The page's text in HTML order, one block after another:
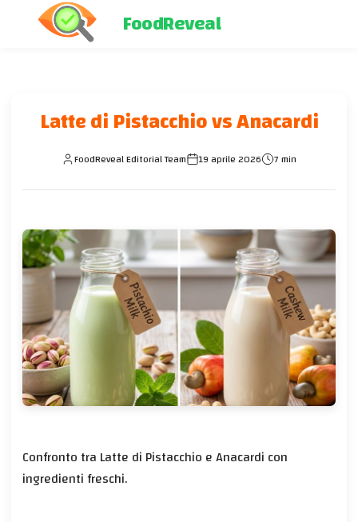
FoodReveal
Latte di Pistacchio vs Anacardi
FoodReveal Editorial Team 19 aprile 2026 7 min
Confronto tra Latte di Pistacchio e Anacardi con
ingredienti freschi.